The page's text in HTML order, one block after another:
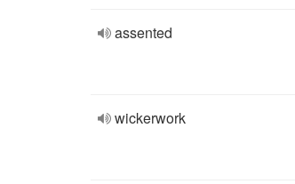
assented
wickerwork